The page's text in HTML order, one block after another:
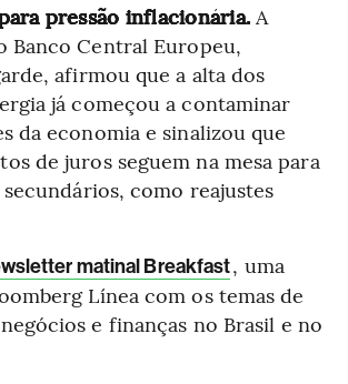
pressão inflacionária. A
Banco Central Europeu,
afirmou que a alta dos
já começou a contaminar
da economia e sinalizou que
de juros seguem na mesa para
como reajustes
matinal Breakfast, uma
Línea com os temas de
e finanças no Brasil e no